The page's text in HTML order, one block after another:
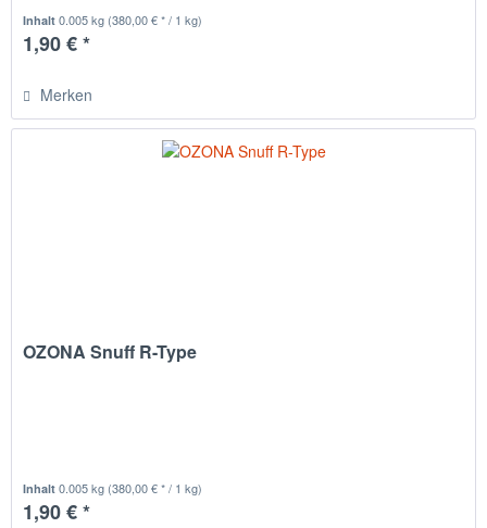
Inhalt0.005 kg (380,00 € * / 1 kg)
1,90 € *
Merken
OZONA Snuff R-Type
Inhalt0.005 kg (380,00 € * / 1 kg)
1,90 € *